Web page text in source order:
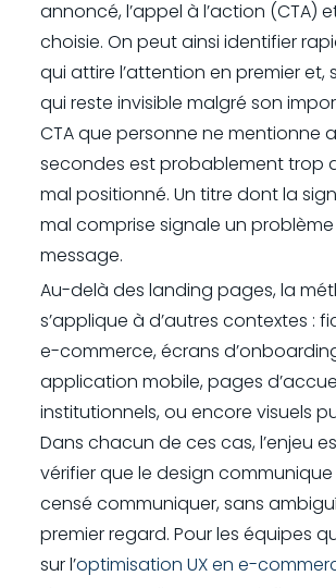
annoncé, l’appel à l’action (CTA)
choisie. On peut ainsi identifier
qui attire l’attention en premier et,
qui reste invisible malgré son
CTA que personne ne mentionne
secondes est probablement trop
mal positionné. Un titre dont la
mal comprise signale un
message.
Au-delà des landing pages, la
s’applique à d’autres contextes :
e-commerce, écrans
application mobile, pages
institutionnels, ou encore visuels
Dans chacun de ces cas, l’enjeu
vérifier que le design communique
censé communiquer, sans
premier regard. Pour les équipes
sur l’optimisation UX en e-